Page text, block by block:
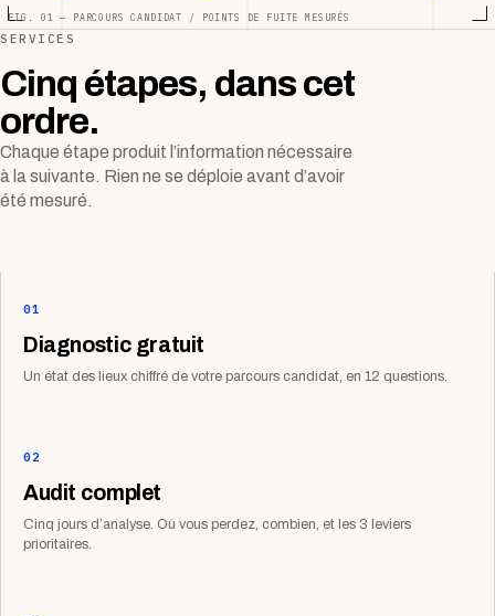
FIG. 01 — PARCOURS CANDIDAT / POINTS DE FUITE MESURÉS
SERVICES
Cinq étapes, dans cet
ordre.
Chaque étape produit l’information nécessaire
à la suivante. Rien ne se déploie avant d’avoir
été mesuré.
01
Diagnostic gratuit
Un état des lieux chiffré de votre parcours candidat, en 12 questions.
02
Audit complet
Cinq jours d’analyse. Où vous perdez, combien, et les 3 leviers
prioritaires.